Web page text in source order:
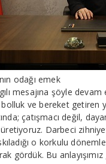
odağı emek
mesajına şöyle
bolluk ve bereket
çatışmacı değil,
Darbeci
o korkulu
gördük. Bu